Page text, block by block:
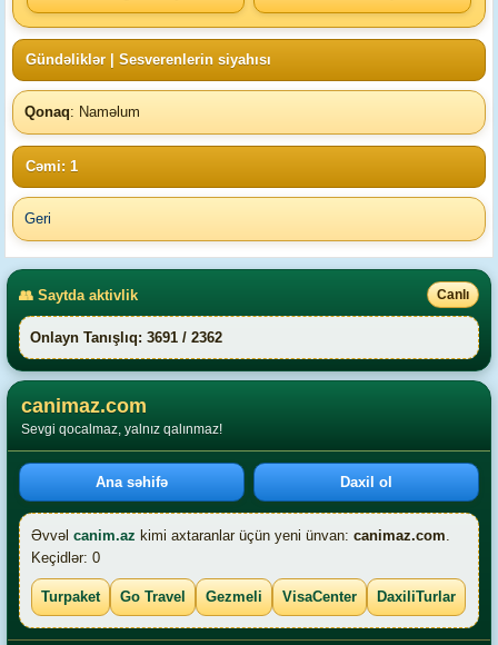
Gündəliklər | Sesverenlerin siyahısı
Qonaq: Naməlum
Cəmi: 1
Geri
👥 Saytda aktivlik Canlı
Onlayn Tanışlıq: 3691 / 2362
canimaz.com
Sevgi qocalmaz, yalnız qalınmaz!
Ana səhifə Daxil ol
Əvvəl canim.az kimi axtaranlar üçün yeni ünvan: canimaz.com.
Keçidlər: 0
Turpaket Go Travel Gezmeli VisaCenter DaxiliTurlar